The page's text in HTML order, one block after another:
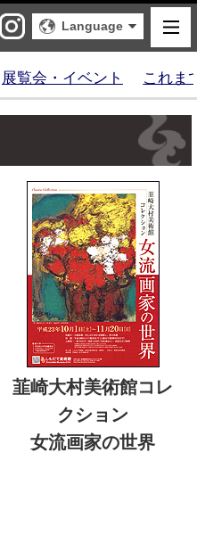
しもだて美術館
X Instagram
Language
展覧会・イベント これま
韮崎大村美術館コレ
クション
女流画家の世界